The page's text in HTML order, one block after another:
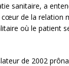
sanitaire, a
de la relation
où le patient
de 2002